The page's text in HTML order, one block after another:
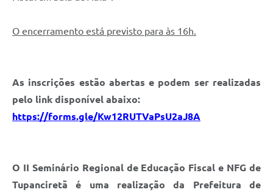
O encerramento está previsto para às 16h.
As inscrições estão abertas e podem ser realizadas
pelo link disponível abaixo:
https://forms.gle/Kw12RUTVaPsU2aJ8A
O II Seminário Regional de Educação Fiscal e NFG de
Tupanciretã é uma realização da Prefeitura de